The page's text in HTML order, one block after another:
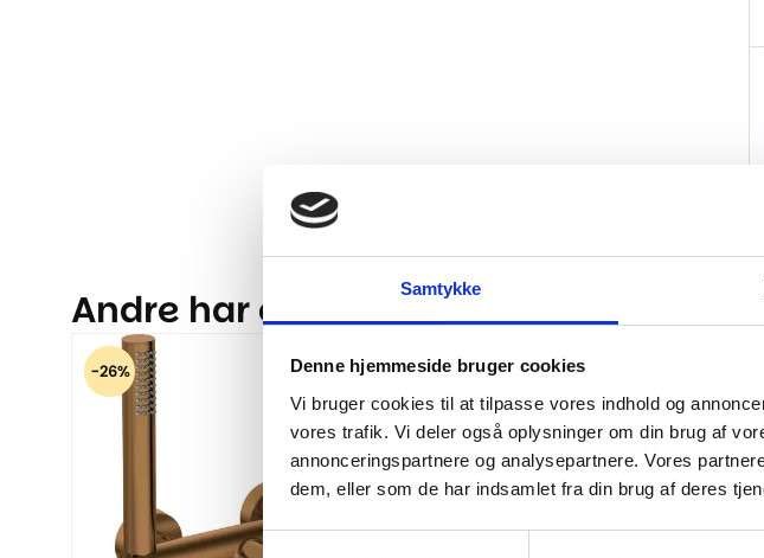
Samtykke
Denne hjemmeside bruger cookies
Vi bruger cookies til at tilpasse vores indhold og
vores trafik. Vi deler også oplysninger om din brug af
annonceringspartnere og analysepartnere. Vores
dem, eller som de har indsamlet fra din brug af deres
Samtykkevalg
Andre har også kigget på...
-26% -27%